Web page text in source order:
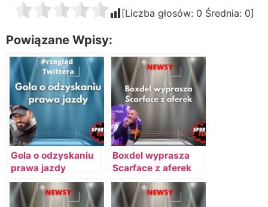
[Liczba głosów: 0 Średnia: 0]
Powiązane Wpisy:
Gola o odzyskaniu
prawa jazdy
Boxdel wyprasza
Scarface z aferek